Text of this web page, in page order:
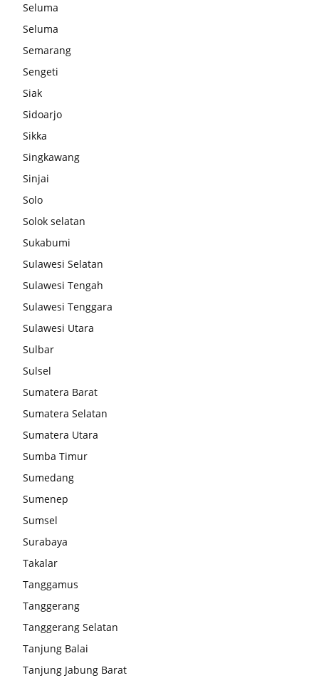
Seluma
Seluma
Semarang
Sengeti
Siak
Sidoarjo
Sikka
Singkawang
Sinjai
Solo
Solok selatan
Sukabumi
Sulawesi Selatan
Sulawesi Tengah
Sulawesi Tenggara
Sulawesi Utara
Sulbar
Sulsel
Sumatera Barat
Sumatera Selatan
Sumatera Utara
Sumba Timur
Sumedang
Sumenep
Sumsel
Surabaya
Takalar
Tanggamus
Tanggerang
Tanggerang Selatan
Tanjung Balai
Tanjung Jabung Barat